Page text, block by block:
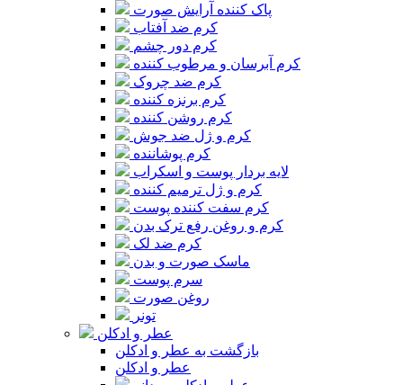
پاک کننده آرایش صورت
کرم ضد آفتاب
کرم دور چشم
کرم آبرسان و مرطوب کننده
کرم ضد چروک
کرم برنزه کننده
کرم روشن کننده
کرم و ژل ضد جوش
کرم پوشاننده
لایه بردار پوست و اسکراب
کرم و ژل ترمیم کننده
کرم سفت کننده پوست
کرم و روغن رفع ترک بدن
کرم ضد لک
ماسک صورت و بدن
سرم پوست
روغن صورت
تونر
عطر و ادکلن
بازگشت به عطر و ادکلن
عطر و ادکلن